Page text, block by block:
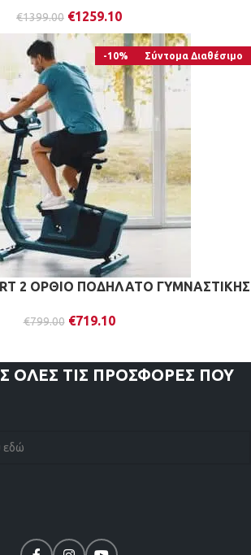
€1399.00 €1259.10
-10% Σύντομα Διαθέσιμο
2 ΟΡΘΙΟ ΠΟΔΗΛΑΤΟ ΓΥΜΝΑΣΤΙΚΗΣ
€799.00 €719.10
ΟΛΕΣ ΤΙΣ ΠΡΟΣΦΟΡΕΣ ΠΟΥ